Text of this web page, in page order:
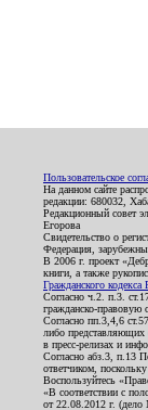
Пользовательское
На данном сайте
редакции: 680032,
Редакционный
Егорова
Свидетельство о
Федерация,
В 2006 г. проект
книги, а также
Гражданского
Согласно ч.2. п.3.
гражданско-правовую
Согласно пп.3,4,6
либо представляющих
в пресс-релизах и
Согласно абз.3, п.13
ответчиком,
Воспользуйтесь
«В соответствии с
от 22.08.2012 г.